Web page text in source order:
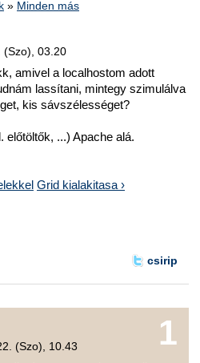
» Minden más
(Szo), 03.20
amivel a localhostom adott
lassítani, mintegy szimulálva
kis sávszélességet?
előtöltők, ...) Apache alá.
Grid kialakitasa ›
csirip
1
(Szo), 10.43